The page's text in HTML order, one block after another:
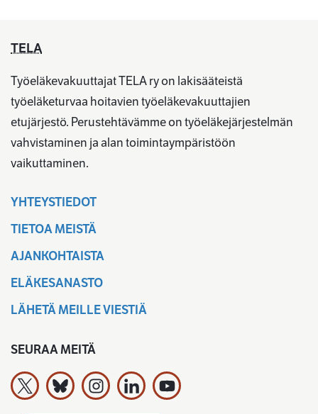
TELA
Työeläkevakuuttajat TELA ry on lakisääteistä
työeläketurvaa hoitavien työeläkevakuuttajien
etujärjestö. Perustehtävämme on työeläkejärjestelmän
vahvistaminen ja alan toimintaympäristöön
vaikuttaminen.
YHTEYSTIEDOT
TIETOA MEISTÄ
AJANKOHTAISTA
ELÄKESANASTO
LÄHETÄ MEILLE VIESTIÄ
SEURAA MEITÄ
Työeläkevakuuttajat TELA ry X:ssä
Työeläkevakuuttajat TELA ry Bluesky:ssa
Työeläkevakuuttajat TELA ry
Työeläkevakuuttajat TELA ry
Työeläkevakuuttajat TELA ry